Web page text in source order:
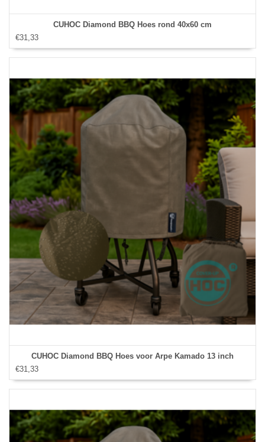
CUHOC Diamond BBQ Hoes rond 40x60 cm
€31,33
CUHOC Diamond BBQ Hoes voor Arpe Kamado 13 inch
€31,33